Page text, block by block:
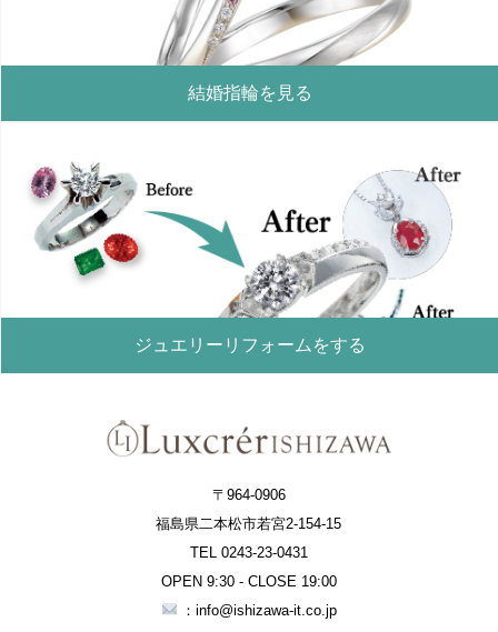
結婚指輪を見る
ジュエリーリフォームをする
〒964-0906
福島県二本松市若宮2-154-15
TEL 0243-23-0431
OPEN 9:30 - CLOSE 19:00
：info@ishizawa-it.co.jp